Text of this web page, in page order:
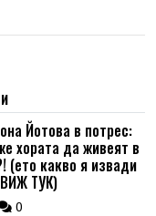
Йотова в потрес:
хората да живеят в
(ето какво я извади
ТУК)
0